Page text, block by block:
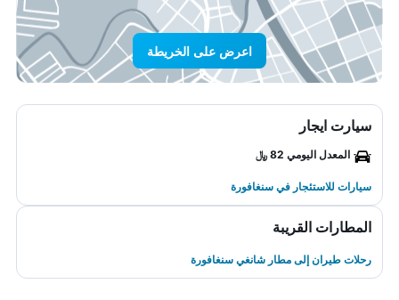
اعرض على الخريطة
سيارت ايجار
المعدل اليومي 82 ﷼
سيارات للاستئجار في سنغافورة
المطارات القريبة
رحلات طيران إلى مطار شانغي سنغافورة